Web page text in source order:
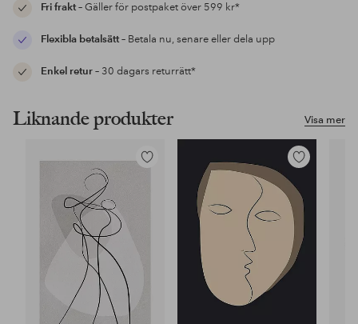
Fri frakt– Gäller för postpaket över 599 kr*
Flexibla betalsätt– Betala nu, senare eller dela upp
Enkel retur– 30 dagars returrätt*
Visa mer
Liknande produkter
Lägg
Lägg
till
i
favoriter